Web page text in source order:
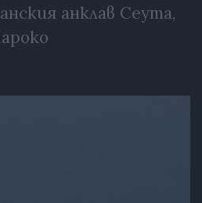
анклав Сеута,